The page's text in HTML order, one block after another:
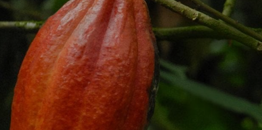
KARRIERE
NEWS UND STORYS